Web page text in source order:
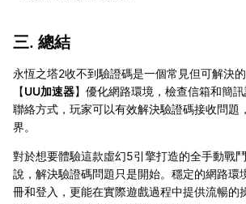
三. 總結
永恆之塔2收不到驗證碼是一個常見但可解決
【UU加速器】優化網路環境，檢查信箱和簡
聯絡方式，玩家可以有效解決驗證碼接收問題
界。
對於想要體驗這款虛幻5引擎打造的全手動戰
說，解決驗證碼問題只是開始。穩定的網路環
冊和登入，更能在實際遊戲過程中提供流暢的